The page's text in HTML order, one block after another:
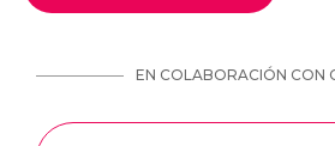
EN COLABORACIÓN CON